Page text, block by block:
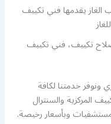
الغاز يقدمها فني تكييف
تكييف، فني تكييف
خدمتنا لكافة
المركزية والسنترال
وبأسعار رخيصة.